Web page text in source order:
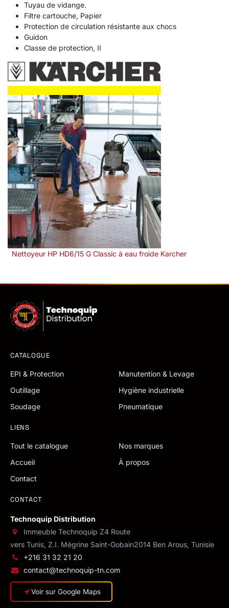
Tuyau de vidange.
Filtre cartouche, Papier
Protection de circulation résistante aux chocs
Guidon
Classe de protection, II
Nettoyeur HP HD6/15 G Classic à eau froide Karcher
CATALOGUE
EPI & Protection
Manutention & Levage
Outillage
Hygiène industrielle
Soudage
Pneumatique
LIENS
Tout le catalogue
Nos marques
Accueil
À propos
Contact
CONTACT
Technoquip Distribution
Immeuble Technoquip Z4 Route
vers Tunis, Z.I. Mégrine Saint-Gobain2014 Ben Arous, Tunisie
+216 31 32 21 20
contact@technoquip-tn.com
Voir sur Google Maps